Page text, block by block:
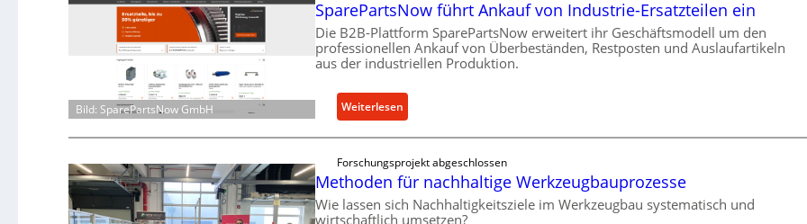
h
u
t
z
f
ü
n
d
i
e
n
t
w
k
e
l
t
X
6
Bild: SparePartsNow GmbH
SparePartsNow führt Ankauf von Industrie-Ersatzteilen ein
Die B2B-Plattform SparePartsNow erweitert ihr Geschäftsmodell um den
professionellen Ankauf von Überbeständen, Restposten und Auslaufartikeln
aus der industriellen Produktion.
Weiterlesen:
S
p
a
r
e
P
Forschungsprojekt abgeschlossen
Methoden für nachhaltige Werkzeugbauprozesse
Wie lassen sich Nachhaltigkeitsziele im Werkzeugbau systematisch und
wirtschaftlich umsetzen?